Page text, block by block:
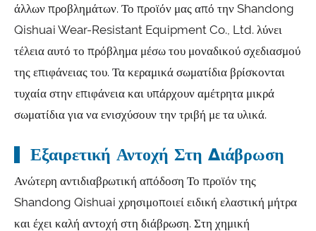
άλλων προβλημάτων. Το προϊόν μας από την Shandong
Qishuai Wear-Resistant Equipment Co., Ltd. λύνει
τέλεια αυτό το πρόβλημα μέσω του μοναδικού σχεδιασμού
της επιφάνειας του. Τα κεραμικά σωματίδια βρίσκονται
τυχαία στην επιφάνεια και υπάρχουν αμέτρητα μικρά
σωματίδια για να ενισχύσουν την τριβή με τα υλικά.
Εξαιρετική Αντοχή Στη Διάβρωση
Ανώτερη αντιδιαβρωτική απόδοση Το προϊόν της
Shandong Qishuai χρησιμοποιεί ειδική ελαστική μήτρα
και έχει καλή αντοχή στη διάβρωση. Στη χημική